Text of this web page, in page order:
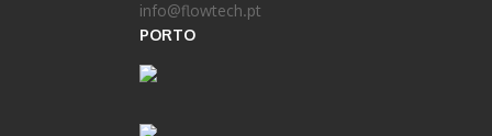
info@flowtech.pt
PORTO